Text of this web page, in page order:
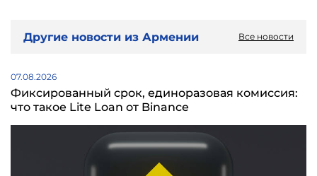
Другие новости из Армении Все новости
07.08.2026
Фиксированный срок, единоразовая комиссия:
что такое Lite Loan от Binance